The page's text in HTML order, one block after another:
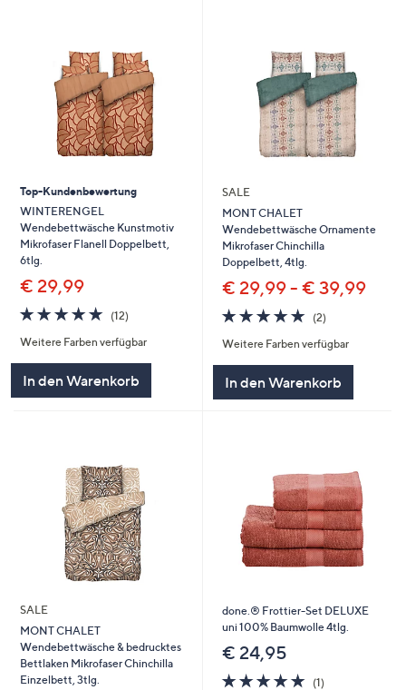
Top-Kundenbewertung
WINTERENGEL
Wendebettwäsche Kunstmotiv
Mikrofaser Flanell Doppelbett,
6tlg.
€ 29,99
5.0
von
5
(12)
Weitere Farben verfügbar
In den Warenkorb
SALE
MONT CHALET
Wendebettwäsche Ornamente
Mikrofaser Chinchilla
Doppelbett, 4tlg.
€ 29,99 - € 39,99
5.0
von
5
(2)
Weitere Farben verfügbar
In den Warenkorb
SALE
MONT CHALET
Wendebettwäsche & bedrucktes
Bettlaken Mikrofaser Chinchilla
Einzelbett, 3tlg.
done.® Frottier-Set DELUXE
uni 100% Baumwolle 4tlg.
€ 24,95
5.0
(1)